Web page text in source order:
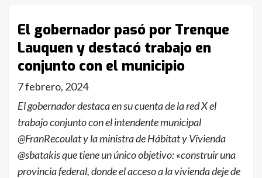
El gobernador pasó por Trenque
Lauquen y destacó trabajo en
conjunto con el municipio
7 febrero, 2024
El gobernador destaca en su cuenta de la red X el
trabajo conjunto con el intendente municipal
@FranRecoulat y la ministra de Hábitat y Vivienda
@sbatakis que tiene un único objetivo: «construir una
provincia federal, donde el acceso a la vivienda deje de